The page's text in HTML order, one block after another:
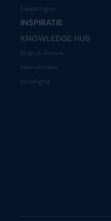
Koppelingen
INSPIRATIE
KNOWLEDGE HUB
Blogs & nieuws
Klantverhalen
Beveiliging